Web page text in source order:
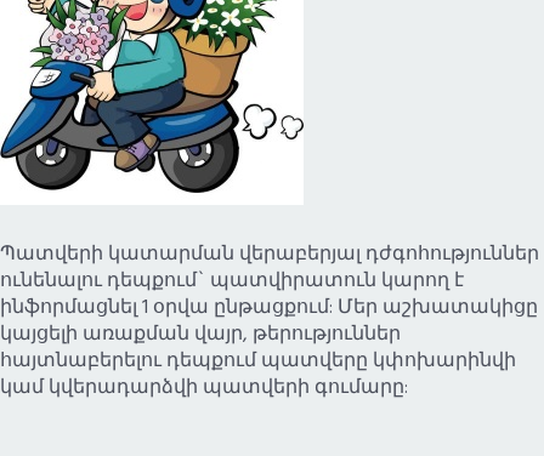
Պատվերի կատարման վերաբերյալ դժգոհություններ
ունենալու դեպքում` պատվիրատուն կարող է
ինֆորմացնել 1 օրվա ընթացքում: Մեր աշխատակիցը
կայցելի առաքման վայր, թերություններ
հայտնաբերելու դեպքում պատվերը կփոխարինվի
կամ կվերադարձվի պատվերի գումարը: